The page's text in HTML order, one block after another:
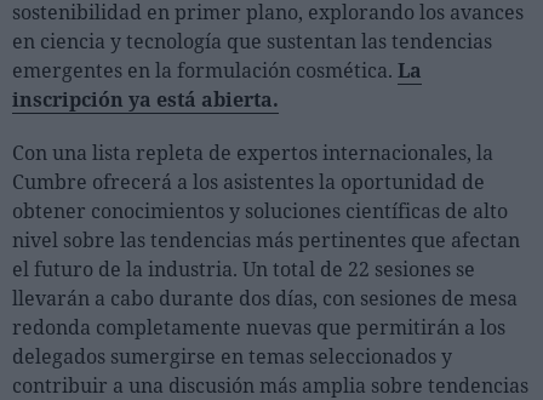
Eventos
Agenda de actividades
Formaciones destacadas
Opinión
Revista
Registrarse
INICIAR SESIÓN
sostenibilidad en primer plano, explorando los avances
en ciencia y tecnología que sustentan las tendencias
emergentes en la formulación cosmética. La
inscripción ya está abierta.
Con una lista repleta de expertos internacionales, la
Cumbre ofrecerá a los asistentes la oportunidad de
obtener conocimientos y soluciones científicas de alto
nivel sobre las tendencias más pertinentes que afectan
el futuro de la industria. Un total de 22 sesiones se
llevarán a cabo durante dos días, con sesiones de mesa
redonda completamente nuevas que permitirán a los
delegados sumergirse en temas seleccionados y
contribuir a una discusión más amplia sobre tendencias